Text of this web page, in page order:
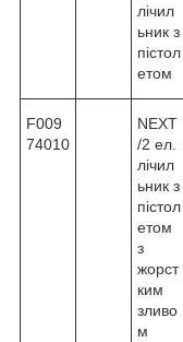
лічил
ьник з
пістол
етом
F009
74010
NEXT
/2 ел.
лічил
ьник з
пістол
етом
з
жорст
ким
зливо
м